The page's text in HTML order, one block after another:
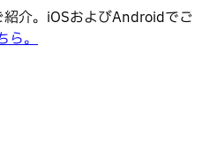
介。iOSおよびAndroidでご
ら。